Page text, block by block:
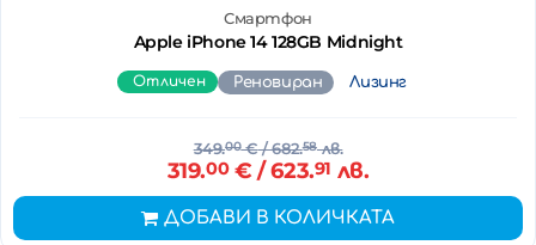
Смартфон
Apple iPhone 14 128GB Midnight
Отличен Реновиран Лизинг
349.00€/ 682.58лв.
319.00€ / 623.91 лв.
ДОБАВИ В КОЛИЧКАТА